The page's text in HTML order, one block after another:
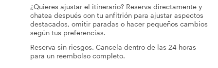
¿Quieres ajustar el itinerario? Reserva directamente y
chatea después con tu anfitrión para ajustar aspectos
destacados, omitir paradas o hacer pequeños cambios
según tus preferencias.
Reserva sin riesgos. Cancela dentro de las 24 horas
para un reembolso completo.